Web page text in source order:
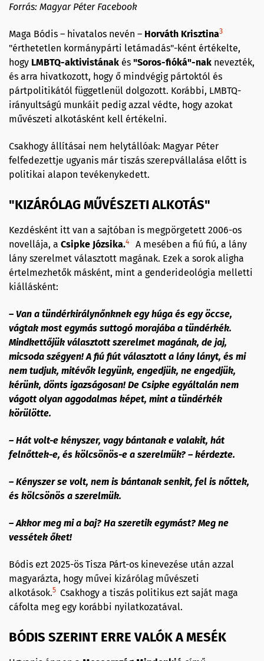
Forrás: Magyar Péter Facebook
Maga Bódis – hivatalos nevén – Horváth Krisztina3
"érthetetlen kormánypárti letámadás"-ként értékelte,
hogy LMBTQ-aktivistának és "Soros-fióká"-nak nevezték,
és arra hivatkozott, hogy ő mindvégig pártoktól és
pártpolitikától függetlenül dolgozott. Korábbi, LMBTQ-
irányultságú munkáit pedig azzal védte, hogy azokat
művészeti alkotásként kell értékelni.
Csakhogy állításai nem helytállóak: Magyar Péter
felfedezettje ugyanis már tiszás szerepvállalása előtt is
politikai alapon tevékenykedett.
"KIZÁRÓLAG MŰVÉSZETI ALKOTÁS"
Kezdésként itt van a sajtóban is megpörgetett 2006-os
novellája, a Csipke Józsika.4
A mesében a fiú fiú, a lány
lány szerelmet választott magának. Ezek a sorok aligha
értelmezhetők másként, mint a genderideológia melletti
kiállásként:
– Van a tündérkirálynőnknek egy húga és egy öccse,
vágtak most egymás suttogó morajába a tündérkék.
Mindkettőjük választott szerelmet magának, de jaj,
micsoda szégyen! A fiú fiút választott a lány lányt, és mi
nem tudjuk, mitévők legyünk, engedjük, ne engedjük,
kérünk, dönts igazságosan! De Csipke egyáltalán nem
vágott olyan aggodalmas képet, mint a tündérkék
körülötte.
– Hát volt-e kényszer, vagy bántanak e valakit, hát
felnőttek-e, és kölcsönös-e a szerelmük? – kérdezte.
– Kényszer se volt, nem is bántanak senkit, fel is nőttek,
és kölcsönös a szerelmük.
– Akkor meg mi a baj? Ha szeretik egymást? Meg ne
vessétek őket!
Bódis ezt 2025-ös Tisza Párt-os kinevezése után azzal
magyarázta, hogy művei kizárólag művészeti
alkotások.5 Csakhogy a tiszás politikus ezt saját maga
cáfolta meg egy korábbi nyilatkozatával.
BÓDIS SZERINT ERRE VALÓK A MESÉK